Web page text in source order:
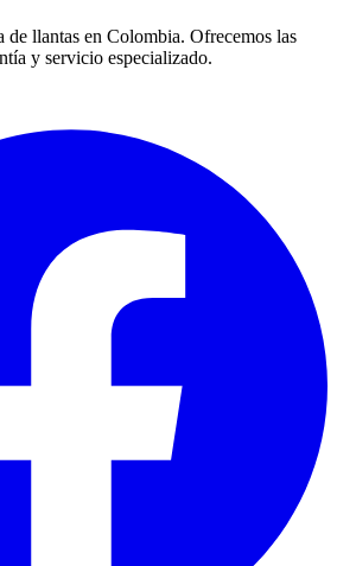
de llantas en Colombia. Ofrecemos las
y servicio especializado.